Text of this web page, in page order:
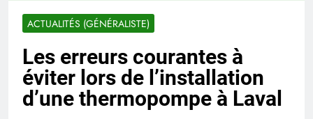
ACTUALITÉS (GÉNÉRALISTE)
Les erreurs courantes à
éviter lors de l’installation
d’une thermopompe à Laval